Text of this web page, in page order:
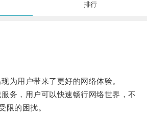
排行
用户带来了更好的网络体验。
，用户可以快速畅行网络世界，不
限的困扰。